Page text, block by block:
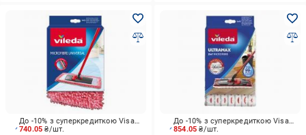
740.05₴/шт.
До -10% з суперкредиткою Visa Вигода
854.05₴/шт.
До -10% з суперкредиткою Visa Вигода